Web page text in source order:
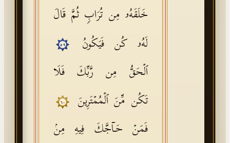
خَلَقَهُۥ مِن تُرَابࣲ ثُمَّ قَالَ
لَهُۥ كُن فَیَكُونُ
٥٩
ٱلۡحَقُّ مِن رَّبِّكَ فَلَا
تَكُن مِّنَ ٱلۡمُمۡتَرِینَ
٦٠
فَمَنۡ حَاۤجَّكَ فِیهِ مِنۢ